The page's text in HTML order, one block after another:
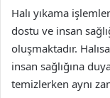
Halı yıkama
dostu ve insan
oluşmaktadır.
insan sağlığına
temizlerken aynı